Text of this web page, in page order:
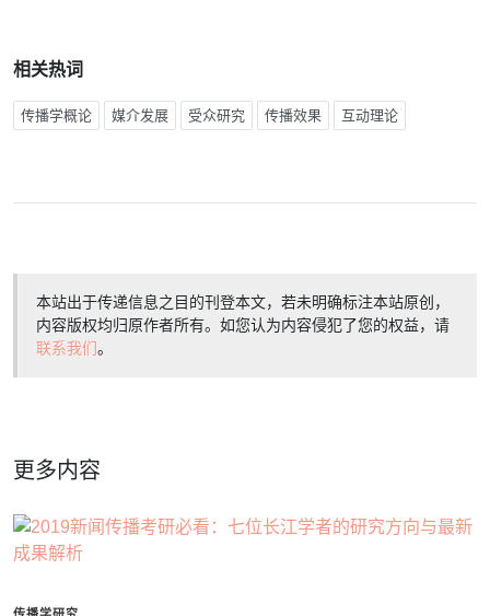
相关热词
传播学概论 媒介发展 受众研究 传播效果 互动理论
本站出于传递信息之目的刊登本文，若未明确标注本站原创，
内容版权均归原作者所有。如您认为内容侵犯了您的权益，请
联系我们。
更多内容